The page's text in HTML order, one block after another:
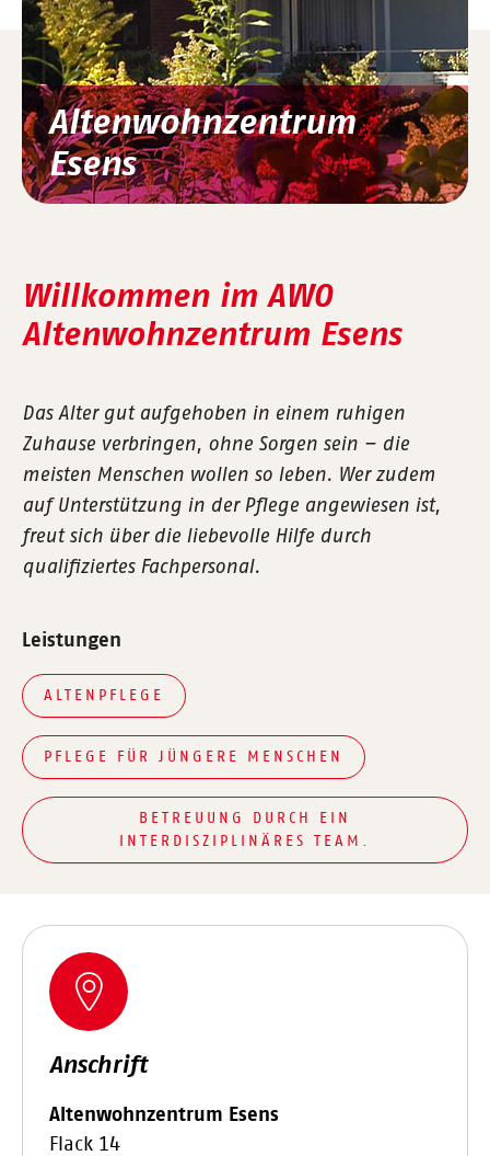
Altenwohnzentrum
Esens
Willkommen im AWO
Altenwohnzentrum Esens
Das Alter gut aufgehoben in einem ruhigen
Zuhause verbringen, ohne Sorgen sein – die
meisten Menschen wollen so leben. Wer zudem
auf Unterstützung in der Pflege angewiesen ist,
freut sich über die liebevolle Hilfe durch
qualifiziertes Fachpersonal.
Leistungen
ALTENPFLEGE
PFLEGE FÜR JÜNGERE MENSCHEN
BETREUUNG DURCH EIN
INTERDISZIPLINÄRES TEAM.
Anschrift
Altenwohnzentrum Esens
Flack 14